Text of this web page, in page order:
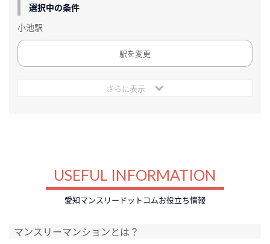
選択中の条件
小池駅
駅を変更
さらに表示
USEFUL INFORMATION
愛知マンスリードットコムお役立ち情報
マンスリーマンションとは？